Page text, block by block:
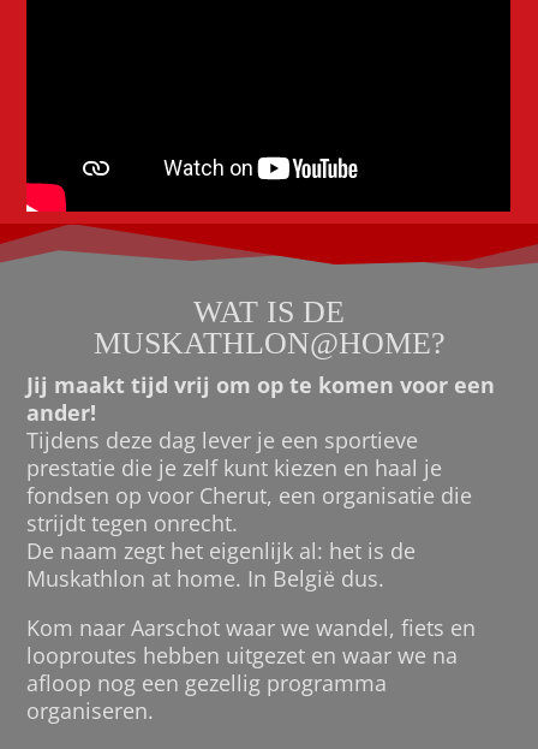
WAT IS DE
MUSKATHLON@HOME?
Jij maakt tijd vrij om op te komen voor een
ander!
Tijdens deze dag lever je een sportieve
prestatie die je zelf kunt kiezen en haal je
fondsen op voor Cherut, een organisatie die
strijdt tegen onrecht.
De naam zegt het eigenlijk al: het is de
Muskathlon at home. In België dus.
Kom naar Aarschot waar we wandel, fiets en
looproutes hebben uitgezet en waar we na
afloop nog een gezellig programma
organiseren.